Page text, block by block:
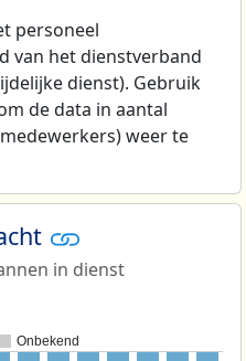
personeel
van het dienstverband
dienst). Gebruik
de data in aantal
weer te
in dienst
Onbekend